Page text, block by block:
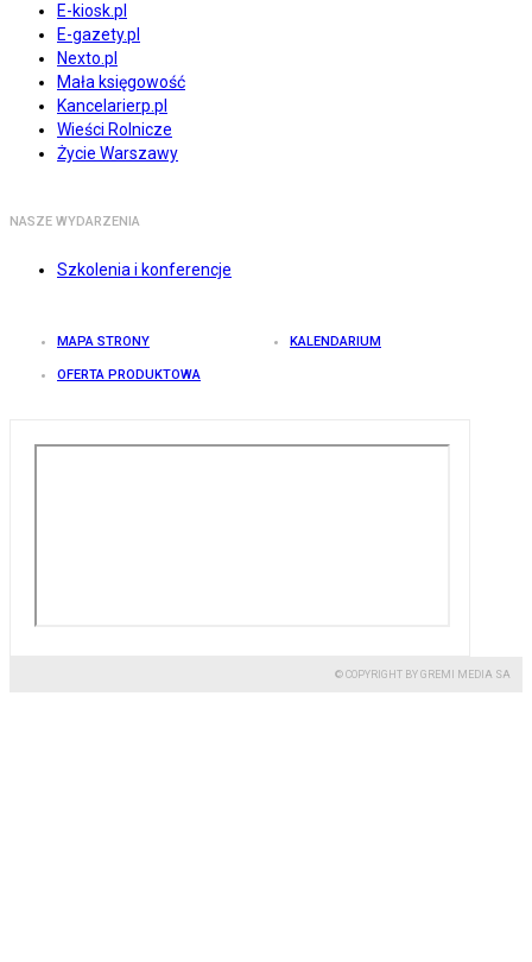
E-kiosk.pl
E-gazety.pl
Nexto.pl
Mała księgowość
Kancelarierp.pl
Wieści Rolnicze
Życie Warszawy
NASZE WYDARZENIA
Szkolenia i konferencje
MAPA STRONY KALENDARIUM
OFERTA PRODUKTOWA
© COPYRIGHT BY GREMI MEDIA SA